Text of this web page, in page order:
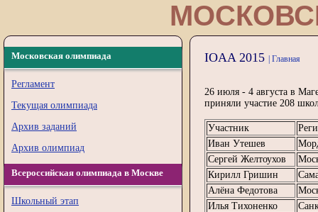
Московская олимпиада
Регламент
Текущая олимпиада
Архив заданий
Архив олимпиад
Всероссийская олимпиада в Москве
Школьный этап
IOAA 2015 | Главная
26 июля - 4 августа в
приняли участие 208
Участник
Иван Утешев
Сергей Желтоухов
Кирилл Гришин
Алёна Федотова
Илья Тихоненко